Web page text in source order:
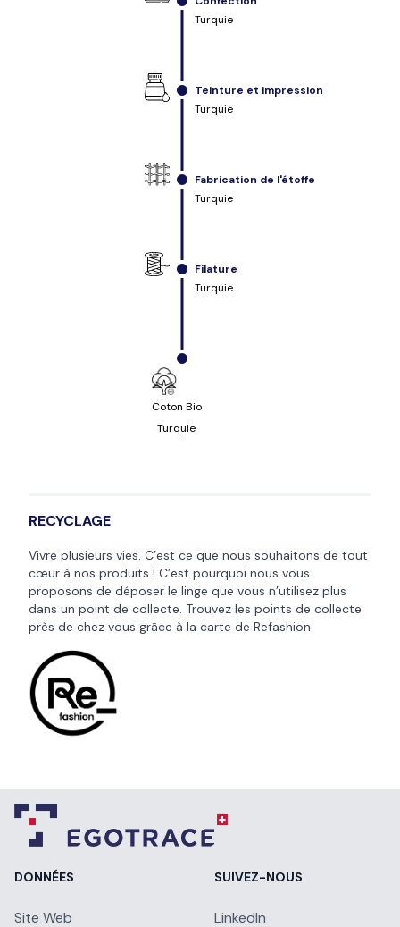
Turquie
Teinture et impression
Turquie
Fabrication de l'étoffe
Turquie
Filature
Turquie
Coton Bio
Turquie
RECYCLAGE
Vivre plusieurs vies. C’est ce que nous souhaitons de tout
cœur à nos produits ! C’est pourquoi nous vous
proposons de déposer le linge que vous n’utilisez plus
dans un point de collecte. Trouvez les points de collecte
près de chez vous grâce à la carte de Refashion.
DONNÉES
Site Web
SUIVEZ-NOUS
LinkedIn